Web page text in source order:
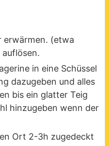
erwärmen. (etwa
in eine Schüssel
dazugeben und alles
bis ein glatter Teig
hinzugeben wenn der
Ort 2-3h zugedeckt